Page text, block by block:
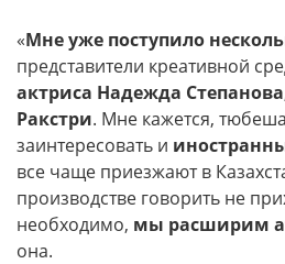
«Мне уже поступило
представители креативной
актриса Надежда
Ракстри. Мне кажется,
заинтересовать и
все чаще приезжают в
производстве говорить не
необходимо, мы расширим
она.